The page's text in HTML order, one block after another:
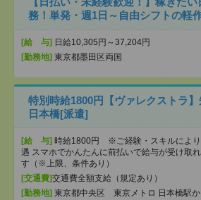
務！単発・週1日～自由シフトの軽
[給 与] 日給10,305円～37,204円
[勤務地] 東京都墨田区両国
特別時給1800円【ヴァレクストラ
日本橋[派遣]
[給 与] 時給1800円 ※ご経験・スキルによ
遇 スマホでかんたんに前払いで給与が受け取れ
す（※上限、条件あり）
[交通費]交通費全額支給（規定あり）
[勤務地] 東京都中央区 東京メトロ 日本橋駅か